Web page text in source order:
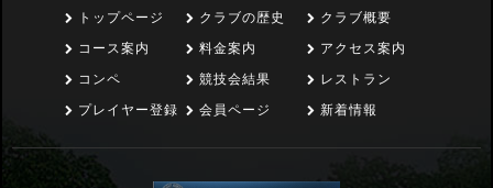
トップページ
コース案内
コンペ
プレイヤー登録
クラブの歴史
料金案内
競技会結果
会員ページ
クラブ概要
アクセス案内
レストラン
新着情報